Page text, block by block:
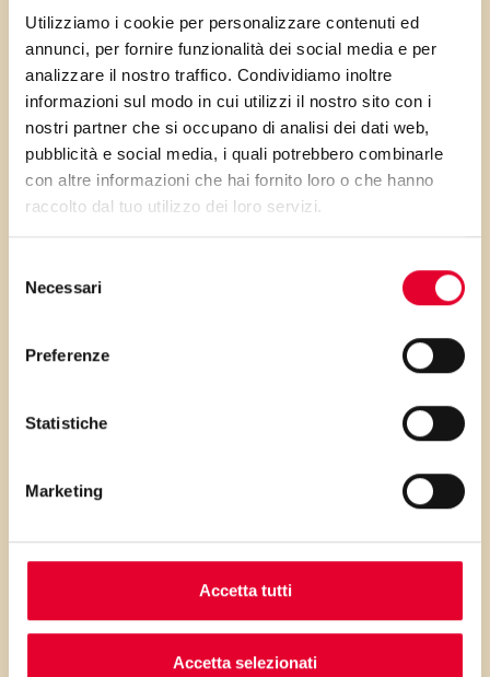
Utilizziamo i cookie per personalizzare contenuti ed
annunci, per fornire funzionalità dei social media e per
analizzare il nostro traffico. Condividiamo inoltre
informazioni sul modo in cui utilizzi il nostro sito con i
nostri partner che si occupano di analisi dei dati web,
pubblicità e social media, i quali potrebbero combinarle
con altre informazioni che hai fornito loro o che hanno
raccolto dal tuo utilizzo dei loro servizi.
delNecessari
Preferenze
Statistiche
Marketing
Accetta tutti
Accetta selezionati
Applicate gli occhietti al vostro
pipistrello con una punta di colla
a caldo.